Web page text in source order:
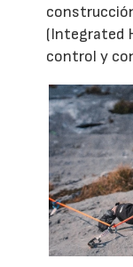
(Integrated
control y